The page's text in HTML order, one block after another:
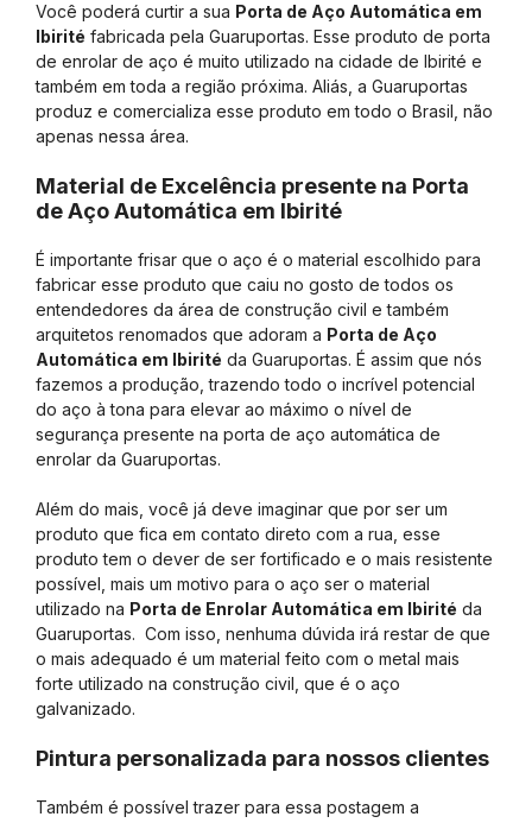
Você poderá curtir a sua Porta de Aço Automática em
Ibirité fabricada pela Guaruportas. Esse produto de porta
de enrolar de aço é muito utilizado na cidade de Ibirité e
também em toda a região próxima. Aliás, a Guaruportas
produz e comercializa esse produto em todo o Brasil, não
apenas nessa área.
Material de Excelência presente na Porta
de Aço Automática em Ibirité
É importante frisar que o aço é o material escolhido para
fabricar esse produto que caiu no gosto de todos os
entendedores da área de construção civil e também
arquitetos renomados que adoram a Porta de Aço
Automática em Ibirité da Guaruportas. É assim que nós
fazemos a produção, trazendo todo o incrível potencial
do aço à tona para elevar ao máximo o nível de
segurança presente na porta de aço automática de
enrolar da Guaruportas.
Além do mais, você já deve imaginar que por ser um
produto que fica em contato direto com a rua, esse
produto tem o dever de ser fortificado e o mais resistente
possível, mais um motivo para o aço ser o material
utilizado na Porta de Enrolar Automática em Ibirité da
Guaruportas. Com isso, nenhuma dúvida irá restar de que
o mais adequado é um material feito com o metal mais
forte utilizado na construção civil, que é o aço
galvanizado.
Pintura personalizada para nossos clientes
Também é possível trazer para essa postagem a